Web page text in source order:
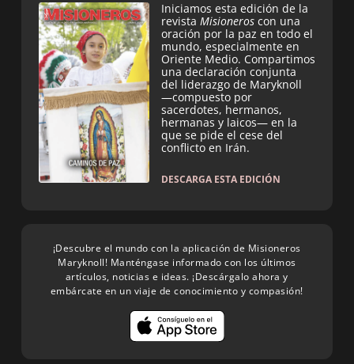
Iniciamos esta edición de la
revista Misioneros con una
oración por la paz en todo el
mundo, especialmente en
Oriente Medio. Compartimos
una declaración conjunta
del liderazgo de Maryknoll
—compuesto por
sacerdotes, hermanos,
hermanas y laicos— en la
que se pide el cese del
conflicto en Irán.
DESCARGA ESTA EDICIÓN
¡Descubre el mundo con la aplicación de Misioneros
Maryknoll! Manténgase informado con los últimos
artículos, noticias e ideas. ¡Descárgalo ahora y
embárcate en un viaje de conocimiento y compasión!